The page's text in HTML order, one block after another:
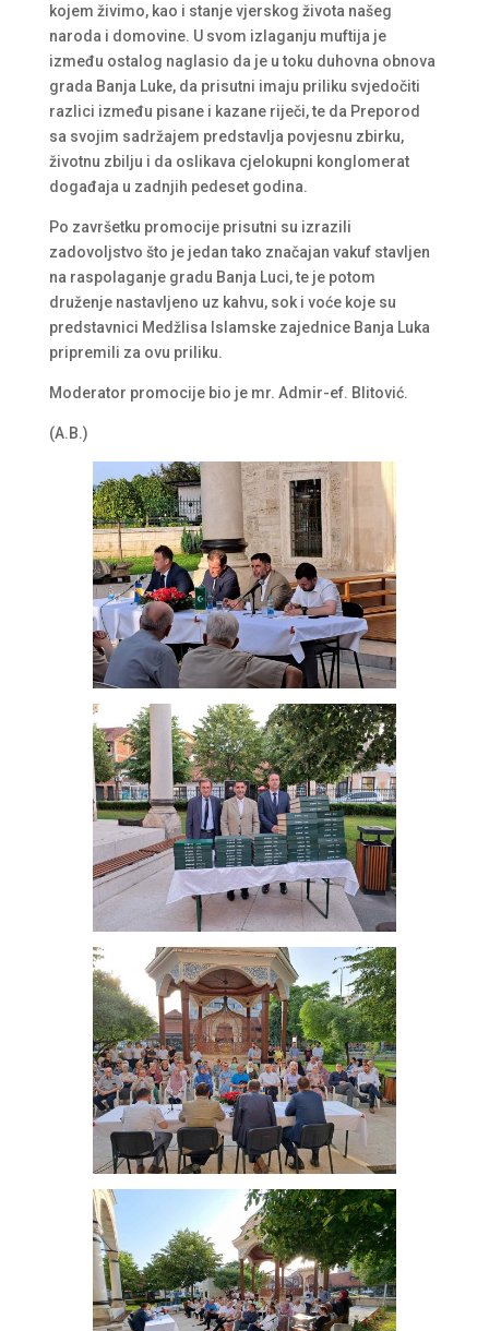
kojem živimo, kao i stanje vjerskog života našeg
naroda i domovine. U svom izlaganju muftija je
između ostalog naglasio da je u toku duhovna obnova
grada Banja Luke, da prisutni imaju priliku svjedočiti
razlici između pisane i kazane riječi, te da Preporod
sa svojim sadržajem predstavlja povjesnu zbirku,
životnu zbilju i da oslikava cjelokupni konglomerat
događaja u zadnjih pedeset godina.
Po završetku promocije prisutni su izrazili
zadovoljstvo što je jedan tako značajan vakuf stavljen
na raspolaganje gradu Banja Luci, te je potom
druženje nastavljeno uz kahvu, sok i voće koje su
predstavnici Medžlisa Islamske zajednice Banja Luka
pripremili za ovu priliku.
Moderator promocije bio je mr. Admir-ef. Blitović.
(A.B.)